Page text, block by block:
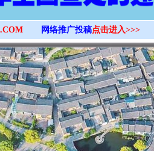
网络推广投稿点击进入>>>